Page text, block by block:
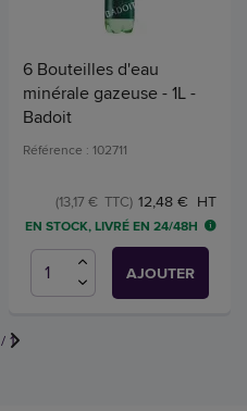
6 Bouteilles d'eau
minérale gazeuse - 1L -
Badoit
Référence : 102711
12,48 € HT
(13,17 € TTC)
EN STOCK, LIVRÉ EN 24/48H
AJOUTER
/ 1